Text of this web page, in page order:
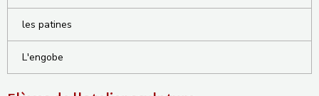
les patines
L'engobe